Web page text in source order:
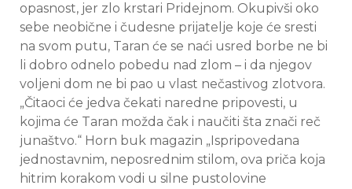
opasnost, jer zlo krstari Pridejnom. Okupivši oko
sebe neobične i čudesne prijatelje koje će sresti
na svom putu, Taran će se naći usred borbe ne bi
li dobro odnelo pobedu nad zlom – i da njegov
voljeni dom ne bi pao u vlast nečastivog zlotvora.
„Čitaoci će jedva čekati naredne pripovesti, u
kojima će Taran možda čak i naučiti šta znači reč
junaštvo.“ Horn buk magazin „Ispripovedana
jednostavnim, neposrednim stilom, ova priča koja
hitrim korakom vodi u silne pustolovine